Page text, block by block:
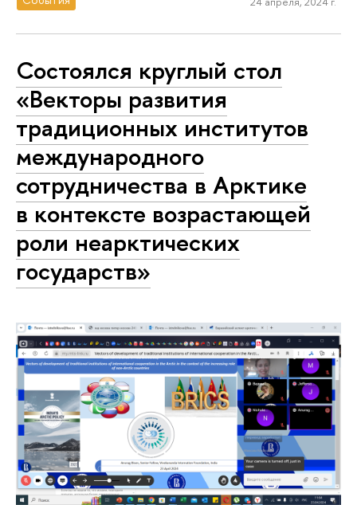
Состоялся круглый стол
«Векторы развития
традиционных институтов
международного
сотрудничества в Арктике
в контексте возрастающей
роли неарктических
государств»